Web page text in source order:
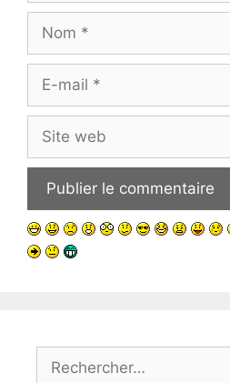
mail
web